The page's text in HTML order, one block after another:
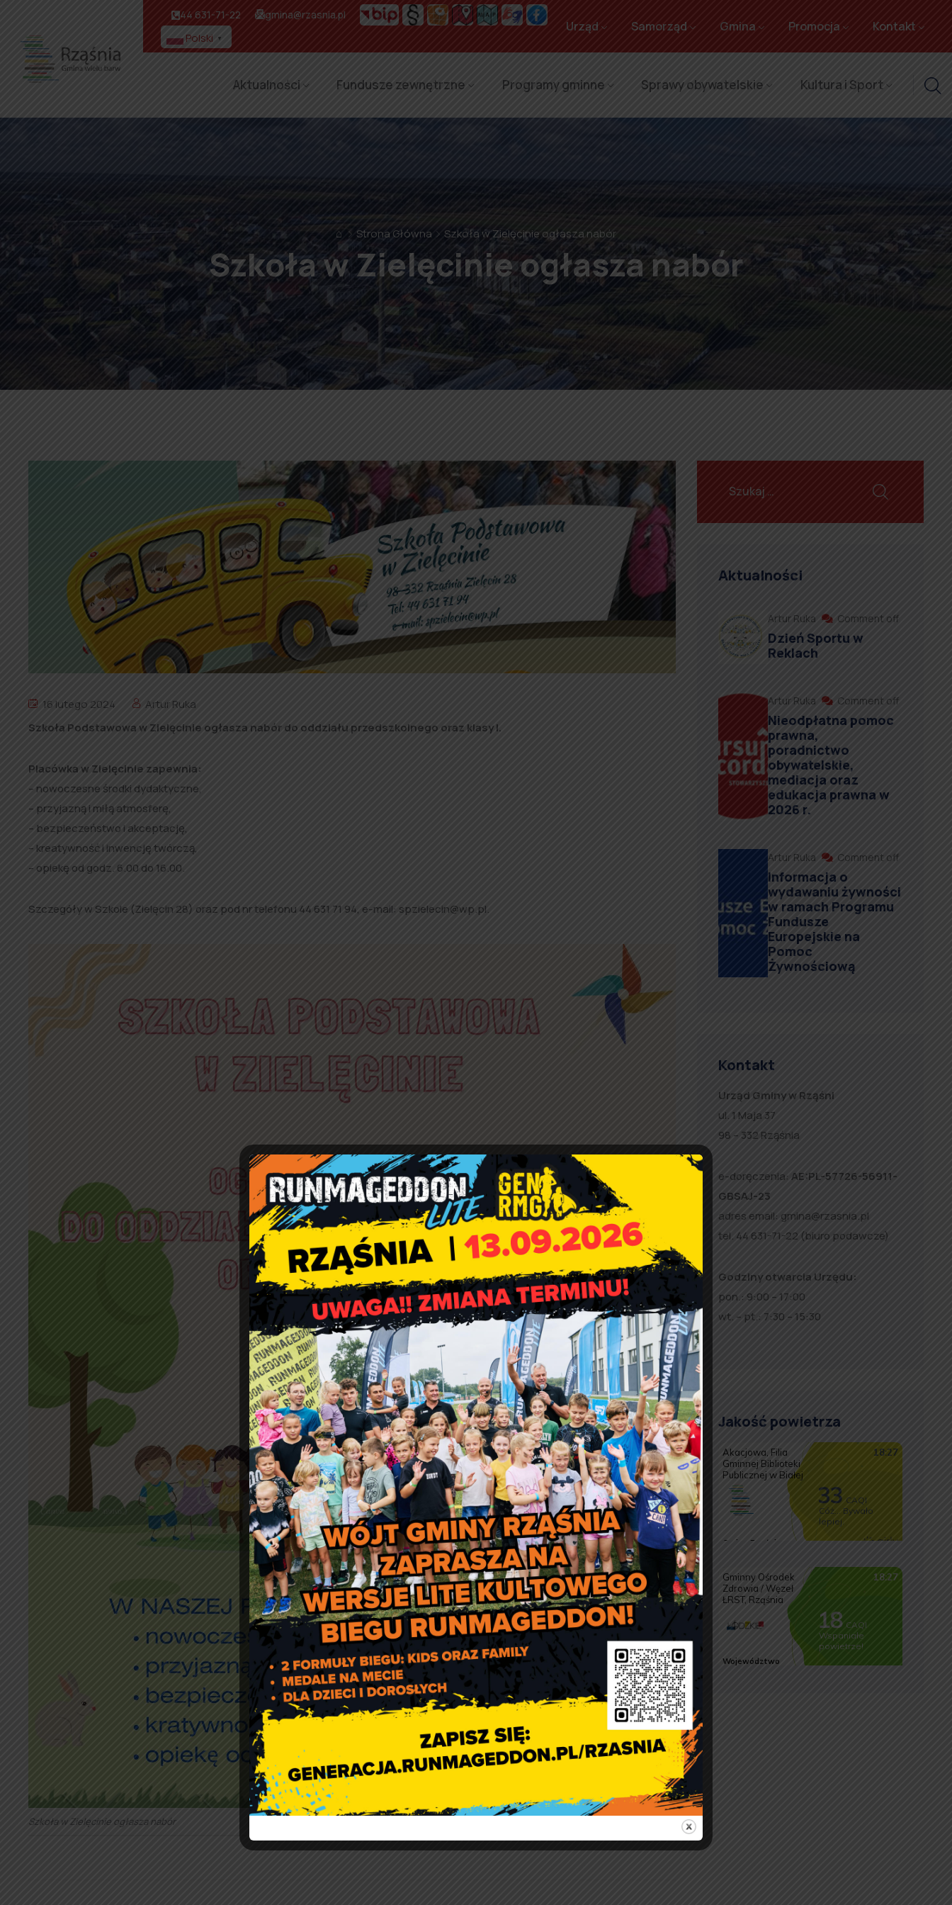
44 631-71-22 gmina@rzasnia.pl
Polski ▼
Urząd Samorząd Gmina Promocja Kontakt
Aktualności Fundusze zewnętrzne Programy gminne Sprawy obywatelskie Kultura i Sport
⌂ Strona Główna Szkoła w Zielęcinie ogłasza nabór
Szkoła w Zielęcinie ogłasza nabór
16 lutego 2024
Artur Ruka
Szkoła Podstawowa w Zielęcinie ogłasza nabór do oddziału przedszkolnego oraz klasy I.
Placówka w Zielęcinie zapewnia:
– nowoczesne środki dydaktyczne,
– przyjazną i miłą atmosferę,
– bezpieczeństwo i akceptację,
– kreatywność i inwencję twórczą,
– opiekę od godz. 6.00 do 16.00.
Szczegóły w Szkole (Zielęcin 28) oraz pod nr telefonu 44 631 71 94, e-mail: spzielecin@wp.pl.
Szkoła w Zielęcinie ogłasza nabór
Aktualności
Artur Ruka Comment off
Dzień Sportu w
Reklach
Artur Ruka Comment off
Nieodpłatna pomoc
prawna,
poradnictwo
obywatelskie,
mediacja oraz
edukacja prawna w
2026 r.
Artur Ruka Comment off
Informacja o
wydawaniu żywności
w ramach Programu
Fundusze
Europejskie na
Pomoc
Żywnościową
Kontakt
Urząd Gminy w Rząśni
ul. 1 Maja 37
98 – 332 Rząśnia
e-doręczenia: AE:PL-57726-56911-
GBSAJ-23
adres email: gmina@rzasnia.pl
tel. 44 631-71-22 (biuro podawcze)
Godziny otwarcia Urzędu:
pon.: 9:00 – 17:00
wt. – pt.: 7:30 – 15:30
Jakość powietrza